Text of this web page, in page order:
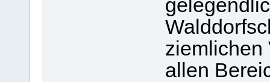
ziemlichen
allen